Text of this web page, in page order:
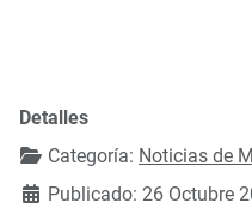
Detalles
Categoría: Noticias de
Publicado: 26 Octubre